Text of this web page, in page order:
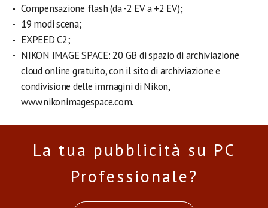
Compensazione flash (da -2 EV a +2 EV);
19 modi scena;
EXPEED C2;
NIKON IMAGE SPACE: 20 GB di spazio di archiviazione
cloud online gratuito, con il sito di archiviazione e
condivisione delle immagini di Nikon,
www.nikonimagespace.com.
La tua pubblicità su PC
Professionale?